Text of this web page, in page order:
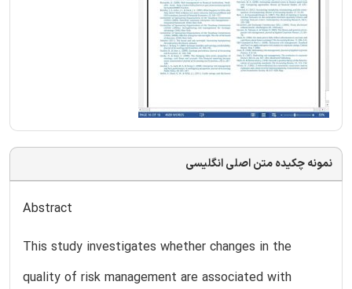
نمونه چکیده متن اصلی انگلیسی
Abstract
This study investigates whether changes in the
quality of risk management are associated with